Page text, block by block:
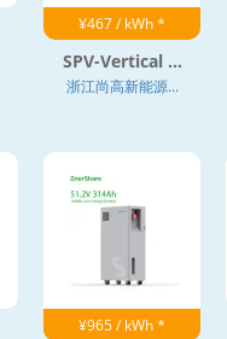
¥467 / kWh *
SPV-Vertical ...
浙江尚高新能源...
¥965 / kWh *